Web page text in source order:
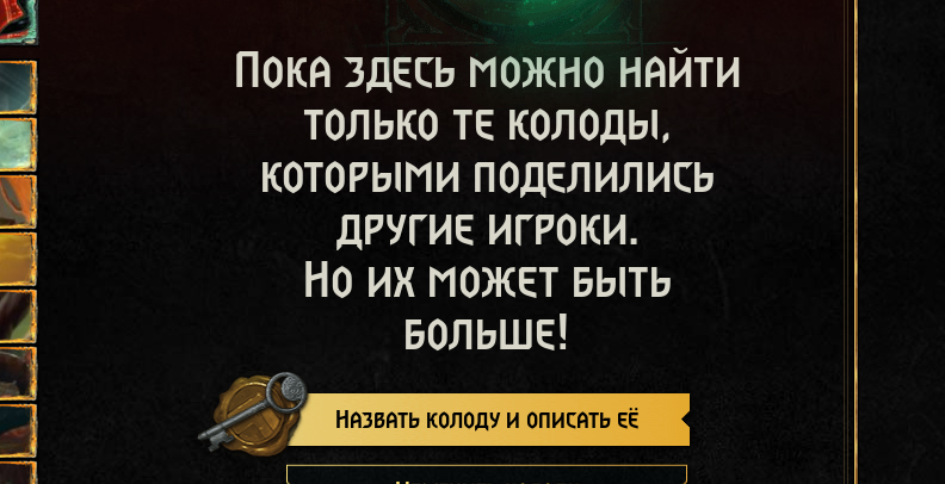
Пока здесь можно найти
только те колоды,
которыми поделились
другие игроки.
Но их может быть
больше!
Назвать колоду и описать её